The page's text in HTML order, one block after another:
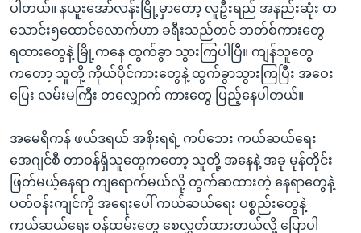
ပါတယ်။ နယူးအော်လန်းမြို့မှာတော့ လူဦးရည် အနည်းဆုံး တ
သောင်း၅ထောင်လောက်ဟာ ခရီးသည်တင် ဘတ်စ်ကားတွေ
ရထားတွေနဲ့ မြို့ကနေ ထွက်ခွာ သွားကြပါပြီ။ ကျန်သူတွေ
ကတော့ သူတို့ ကိုယ်ပိုင်ကားတွေနဲ့ ထွက်ခွာသွားကြပြီး အဝေး
ပြေး လမ်းမကြီး တလျှောက် ကားတွေ ပြည့်နေပါတယ်။
အမေရိကန် ဖယ်ဒရယ် အစိုးရရဲ့ ကပ်ဘေး ကယ်ဆယ်ရေး
အေဂျင်စီ တာဝန်ရှိသူတွေကတော့ သူတို့ အနေနဲ့ အခု မုန်တိုင်း
ဖြတ်မယ့်နေရာ ကျရောက်မယ်လို့ တွက်ဆထားတဲ့ နေရာတွေနဲ့
ပတ်ဝန်းကျင်ကို အရေးပေါ် ကယ်ဆယ်ရေး ပစ္စည်းတွေနဲ့
ကယ်ဆယ်ရေး ဝန်ထမ်းတွေ စေလွှတ်ထားတယ်လို့ ပြောပါ